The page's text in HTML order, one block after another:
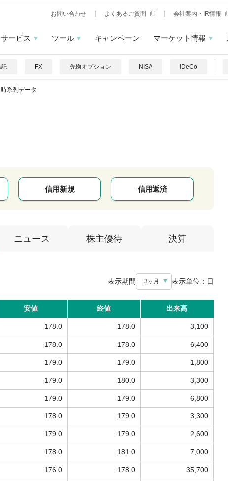
お問い合わせ よくあるご質問 会社案内・IR情報
サービス ツール キャンペーン マーケット情報
託 FX 先物オプション NISA iDeCo
時系列データ
信用新規 信用返済
ニュース 株主優待 決算
表示期間 3ヶ月 表示単位： 日
安値 終値 出来高
178.0 178.0 3,100
178.0 178.0 6,400
179.0 179.0 1,800
179.0 180.0 3,300
179.0 179.0 6,800
178.0 179.0 3,300
179.0 179.0 2,600
178.0 181.0 7,000
176.0 178.0 35,700